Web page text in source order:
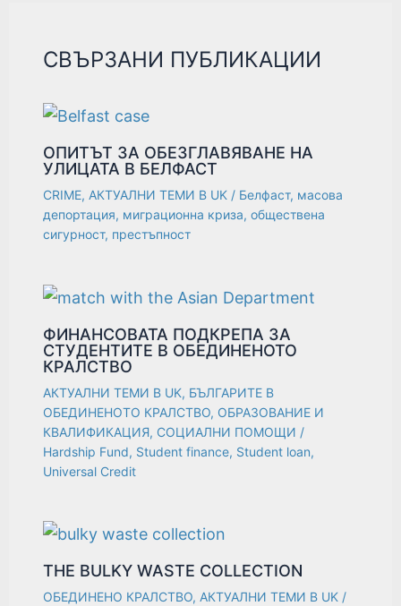
СВЪРЗАНИ ПУБЛИКАЦИИ
ОПИТЪТ ЗА ОБЕЗГЛАВЯВАНЕ НА
УЛИЦАТА В БЕЛФАСТ
CRIME, АКТУАЛНИ ТЕМИ В UK / Белфаст, масова
депортация, миграционна криза,обществена
сигурност, престъпност
ФИНАНСОВАТА ПОДКРЕПА ЗА
СТУДЕНТИТЕ В ОБЕДИНЕНОТО
КРАЛСТВО
АКТУАЛНИ ТЕМИ В UK, БЪЛГАРИТЕ В
ОБЕДИНЕНОТО КРАЛСТВО, ОБРАЗОВАНИЕ И
КВАЛИФИКАЦИЯ, СОЦИАЛНИ ПОМОЩИ /
Hardship Fund, Student finance, Student loan,
Universal Credit
THE BULKY WASTE COLLECTION
ОБЕДИНЕНО КРАЛСТВО, АКТУАЛНИ ТЕМИ В UK /